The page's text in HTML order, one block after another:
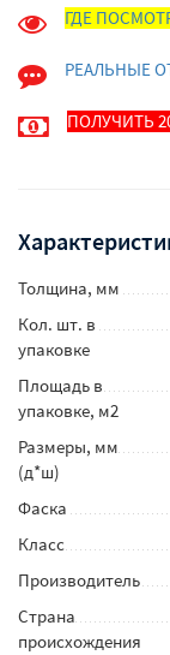
ГДЕ
РЕАЛЬНЫЕ
ПОЛУЧИТЬ
Толщина, мм
Кол. шт. в
упаковке
Площадь в
упаковке, м2
Размеры, мм
(д*ш)
Фаска
Класс
Производитель
Страна
происхождения